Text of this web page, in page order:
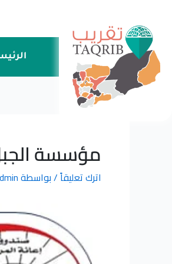
المحتوى
مؤسسة الجبل
اترك تعليقاً/ بواسطة